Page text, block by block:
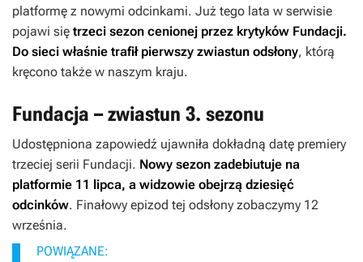
platformę z nowymi odcinkami. Już tego lata w serwisie
pojawi się trzeci sezon cenionej przez krytyków Fundacji.
Do sieci właśnie trafił pierwszy zwiastun odsłony, którą
kręcono także w naszym kraju.
Fundacja – zwiastun 3. sezonu
Udostępniona zapowiedź ujawniła dokładną datę premiery
trzeciej serii Fundacji. Nowy sezon zadebiutuje na
platformie 11 lipca, a widzowie obejrzą dziesięć
odcinków. Finałowy epizod tej odsłony zobaczymy 12
września.
POWIĄZANE: